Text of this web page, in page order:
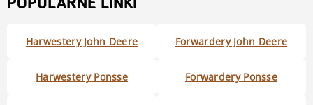
POPULARNE LINKI
Harwestery John Deere Forwardery John Deere
Harwestery Ponsse Forwardery Ponsse